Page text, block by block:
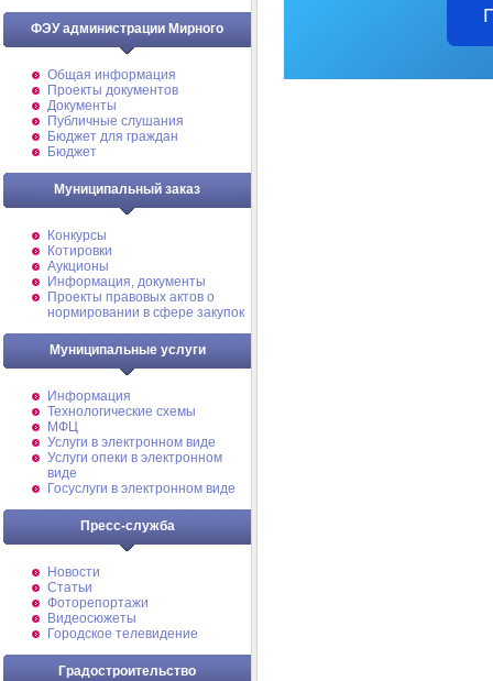
ФЭУ администрации Мирного
Общая информация
Проекты документов
Документы
Публичные слушания
Бюджет для граждан
Бюджет
Муниципальный заказ
Конкурсы
Котировки
Аукционы
Информация, документы
Проекты правовых актов о
нормировании в сфере закупок
Муниципальные услуги
Информация
Технологические схемы
МФЦ
Услуги в электронном виде
Услуги опеки в электронном
виде
Госуслуги в электронном виде
Пресс-служба
Новости
Статьи
Фоторепортажи
Видеосюжеты
Городское телевидение
Градостроительство